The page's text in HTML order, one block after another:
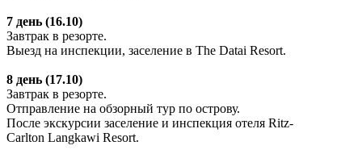
7 день (16.10)
Завтрак в резорте.
Выезд на инспекции, заселение в The Datai Resort.
8 день (17.10)
Завтрак в резорте.
Отправление на обзорный тур по острову.
После экскурсии заселение и инспекция отеля Ritz-
Carlton Langkawi Resort.